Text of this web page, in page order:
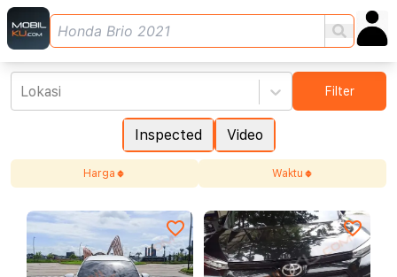
Inspected Video
Lokasi Filter
Harga Waktu